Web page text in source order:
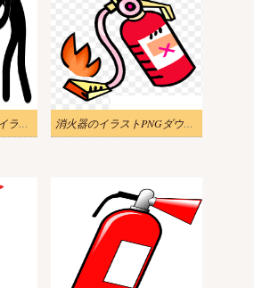
消火器を使用する人のイラスト 白黒 消火器のイラストPNGダウンロード